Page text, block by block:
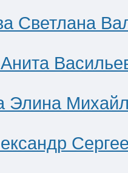
Светлана
Элина